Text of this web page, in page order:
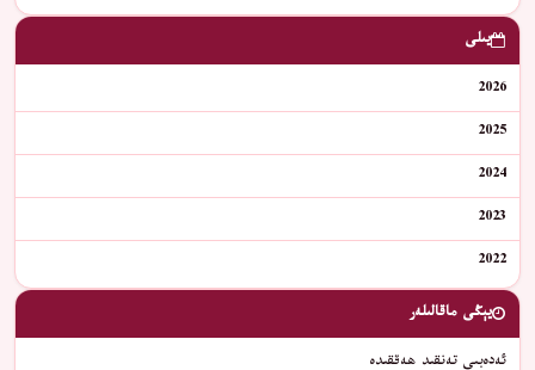
يىلى
2026
2025
2024
2023
2022
يېڭى ماقالىلەر
ئەدەبىي تەنقىد ھەققىدە